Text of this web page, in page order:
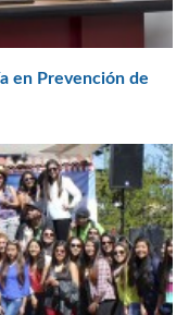
en Prevención de